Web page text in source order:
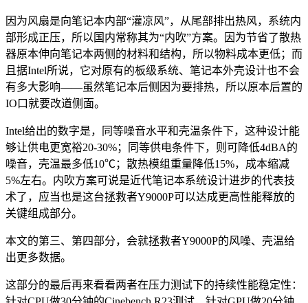
因为风扇是向笔记本内部“灌凉风”，从尾部排出热风，系统内
部形成正压，所以国内常称其为“内吹”方案。因为节省了散热
器原本伸向笔记本两侧的材料和结构，所以物料成本更低；而
且据Intel所说，它对原有的板级系统、笔记本外壳设计也不会
有多大影响——虽然笔记本后侧因为要排热，所以原本后置的
IO口就要改道侧面。
Intel给出的数字是，同等噪音水平和壳温条件下，这种设计能
够让供电更宽裕20-30%；同等供电条件下，则可降低4dBA的
噪音，壳温最多低10℃；散热模组重量降低15%，成本缩减
5%左右。内吹方案可说是近代笔记本系统设计进步的代表技
术了，应当也是这台拯救者Y9000P可以达成更高性能释放的
关键组成部分。
本文的第三、第四部分，会就拯救者Y9000P的风噪、壳温给
出更多数据。
这部分的最后再来看看两者在压力测试下的持续性能稳定性：